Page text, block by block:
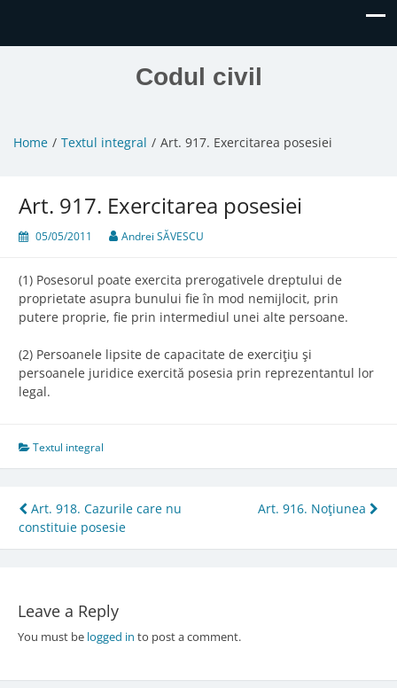
Codul civil
Home Textul integral Art. 917. Exercitarea posesiei
Art. 917. Exercitarea posesiei
05/05/2011 Andrei SĂVESCU
(1) Posesorul poate exercita prerogativele dreptului de
proprietate asupra bunului fie în mod nemijlocit, prin
putere proprie, fie prin intermediul unei alte persoane.
(2) Persoanele lipsite de capacitate de exerciţiu şi
persoanele juridice exercită posesia prin reprezentantul lor
legal.
Textul integral
Post
navigation
Art. 918. Cazurile care nu
constituie posesie
Art. 916. Noţiunea
Leave a Reply
You must be logged in to post a comment.